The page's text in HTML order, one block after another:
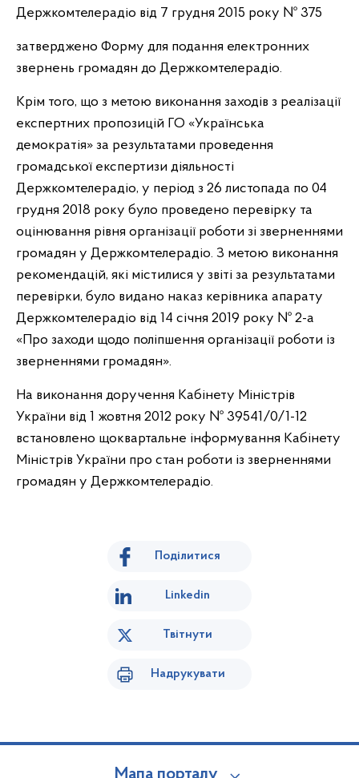
Держкомтелерадіо від 7 грудня 2015 року № 375
затверджено Форму для подання електронних
звернень громадян до Держкомтелерадіо.
Крім того, що з метою виконання заходів з реалізації
експертних пропозицій ГО «Українська
демократія» за результатами проведення
громадської експертизи діяльності
Держкомтелерадіо, у період з 26 листопада по 04
грудня 2018 року було проведено перевірку та
оцінювання рівня організації роботи зі зверненнями
громадян у Держкомтелерадіо. З метою виконання
рекомендацій, які містилися у звіті за результатами
перевірки, було видано наказ керівника апарату
Держкомтелерадіо від 14 січня 2019 року № 2-а
«Про заходи щодо поліпшення організації роботи із
зверненнями громадян».
На виконання доручення Кабінету Міністрів
України від 1 жовтня 2012 року № 39541/0/1-12
встановлено щоквартальне інформування Кабінету
Міністрів України про стан роботи із зверненнями
громадян у Держкомтелерадіо.
Поділитися
Linkedin
Твітнути
Надрукувати